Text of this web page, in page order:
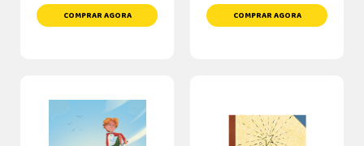
COMPRAR AGORA COMPRAR AGORA